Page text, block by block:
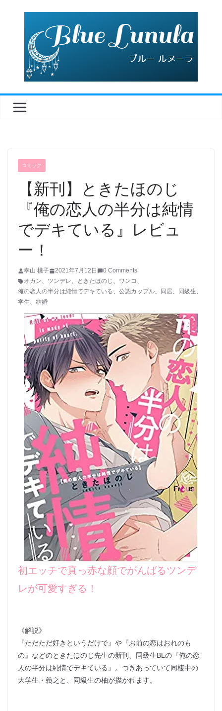
コミック
【新刊】ときたほのじ
『俺の恋人の半分は純情
でデキている』レビュ
ー！
幸山 桃子 2021年7月12日
0 Comments
オカン、 ツンデレ、 ときたほのじ 、 ワンコ 、
俺の恋人の半分は純情でデキている、 公認カップル、 同居、 同級生、
学生、 結婚
初エッチで真っ赤な顔でがんばるツンデ
レが可愛すぎる！
《解説》
『ただただ好きというだけで』や『お前の恋はおれのも
の』などのときたほのじ先生の新刊、同級生BLの『俺の恋
人の半分は純情でデキている』。つきあっていて同棲中の
大学生・義之と、同級生の柚が描かれます。